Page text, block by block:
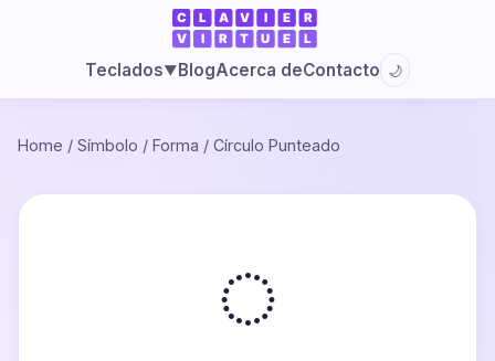
Teclados▼BlogAcerca deContacto 🌙
Home / Símbolo / Forma / Círculo Punteado
◌